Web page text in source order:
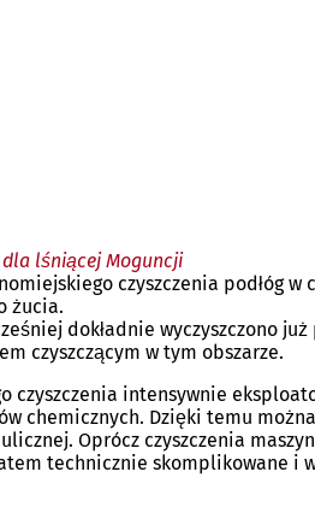
lśniącej Moguncji
czyszczenia podłóg
żucia.
dokładnie wyczyszczono
czyszczącym w tym obszarze.
czyszczenia intensywnie
chemicznych. Dzięki temu
Oprócz czyszczenia
technicznie skomplikowane i